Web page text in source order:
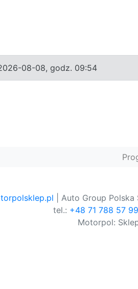
08-08, godz. 09:54
| Auto Group Polska
tel.: +48 71 788 57 99
Motorpol: